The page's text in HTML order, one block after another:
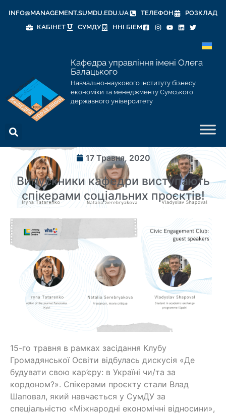
INFO@MANAGEMENT.SUMDU.EDU.UA ТЕЛЕФОН
РОЗКЛАД
КАБІНЕТ
СУМДУ ННІ БІЕМ
Кафедра управління імені Олега
Балацького
Навчально-наукового інституту бізнесу,
економіки та менеджменту Сумського
державного університету
17 Травня, 2020
Випускники кафедри виступають
спікерами соціальних проєктів!
15-го травня в рамках засідання Клубу
Громадянської Освіти відбулась дискусія «Де
будувати свою кар’єру: в Україні чи/та за
кордоном?». Спікерами проєкту стали Влад
Шаповал, який навчається у СумДУ за
спеціальністю «Міжнародні економічні відносини»,